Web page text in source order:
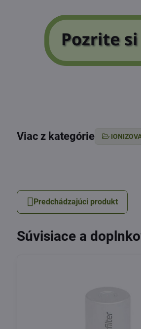
Viac z kategórie
Predchádzajúci produkt
Súvisiace a